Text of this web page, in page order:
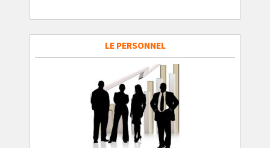
LE PERSONNEL